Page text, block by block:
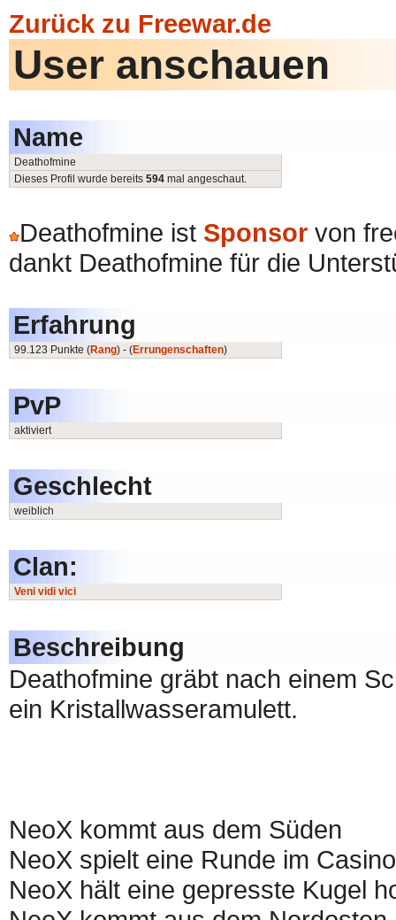
Zurück zu Freewar.de
User anschauen
Name
Deathofmine
Dieses Profil wurde bereits 594 mal angeschaut.
Deathofmine ist Sponsor von
dankt Deathofmine für die
Erfahrung
99.123 Punkte (Rang) - (Errungenschaften)
PvP
aktiviert
Geschlecht
weiblich
Clan:
Veni vidi vici
Beschreibung
Deathofmine gräbt nach einem
ein Kristallwasseramulett.
NeoX kommt aus dem Süden
NeoX spielt eine Runde im
NeoX hält eine gepresste Kugel